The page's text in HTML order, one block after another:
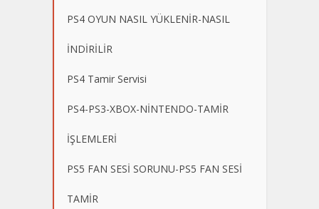
PS4 OYUN NASIL YÜKLENİR-NASIL
İNDİRİLİR
PS4 Tamir Servisi
PS4-PS3-XBOX-NİNTENDO-TAMİR
İŞLEMLERİ
PS5 FAN SESİ SORUNU-PS5 FAN SESİ
TAMİR